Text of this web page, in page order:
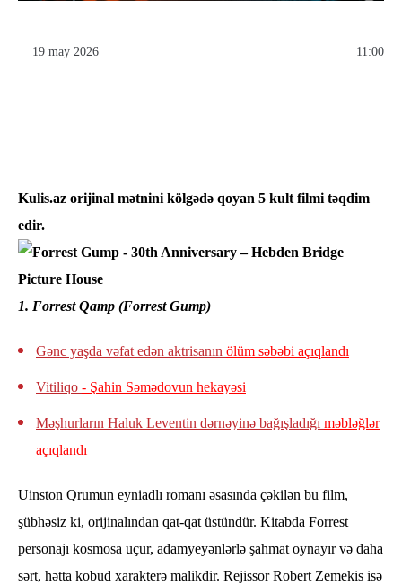
19 may 2026 11:00
Kulis.az orijinal mətnini kölgədə qoyan 5 kult filmi təqdim
edir.
1. Forrest Qamp (Forrest Gump)
Gənc yaşda vəfat edən aktrisanın ölüm səbəbi açıqlandı
Vitiliqo - Şahin Səmədovun hekayəsi
Məşhurların Haluk Leventin dərnəyinə bağışladığı məbləğlər
açıqlandı
Uinston Qrumun eyniadlı romanı əsasında çəkilən bu film,
şübhəsiz ki, orijinalından qat-qat üstündür. Kitabda Forrest
personajı kosmosa uçur, adamyeyənlərlə şahmat oynayır və daha
sərt, hətta kobud xarakterə malikdir. Rejissor Robert Zemekis isə